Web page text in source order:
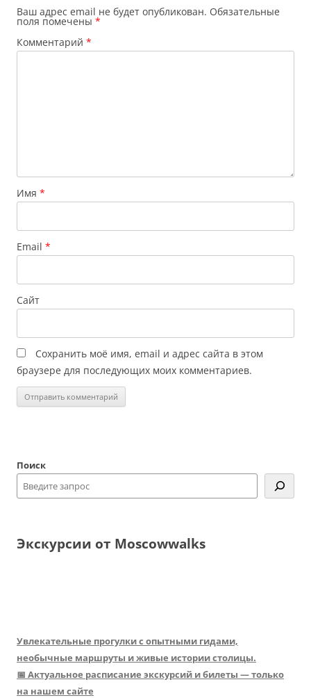
Ваш адрес email не будет опубликован. Обязательные
поля помечены *
Комментарий *
Имя *
Email *
Сайт
Сохранить моё имя, email и адрес сайта в этом
браузере для последующих моих комментариев.
Поиск
Экскурсии от Moscowwalks
Увлекательные прогулки с опытными гидами,
необычные маршруты и живые истории столицы.
📅 Актуальное расписание экскурсий и билеты — только
на нашем сайте